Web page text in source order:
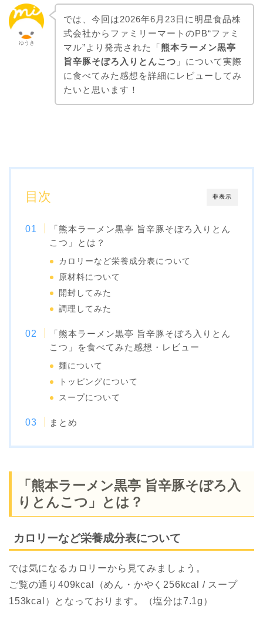
ゆうき
では、今回は2026年6月23日に明星食品株
式会社からファミリーマートのPB“ファミ
マル”より発売された「熊本ラーメン黒亭
旨辛豚そぼろ入りとんこつ 」について実際
に食べてみた感想を詳細にレビューしてみ
たいと思います！
非表示
目次
「熊本ラーメン黒亭 旨辛豚そぼろ入りとん
こつ」とは？
カロリーなど栄養成分表について
原材料について
開封してみた
調理してみた
「熊本ラーメン黒亭 旨辛豚そぼろ入りとん
こつ」を食べてみた感想・レビュー
麺について
トッピングについて
スープについて
まとめ
「熊本ラーメン黒亭 旨辛豚そぼろ入
りとんこつ」とは？
カロリーなど栄養成分表について
では気になるカロリーから見てみましょう。
ご覧の通り409kcal（めん・かやく256kcal / スープ
153kcal）となっております。（塩分は7.1g）